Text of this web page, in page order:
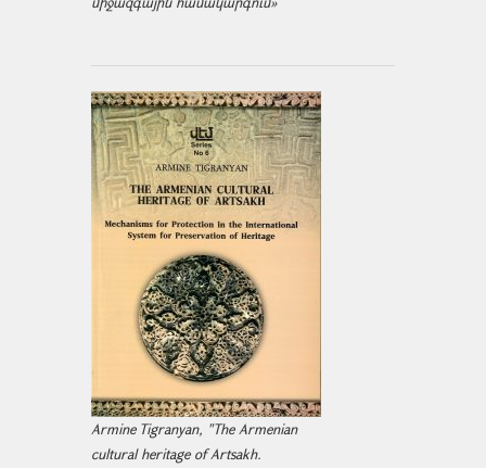
Armine Tigranyan, "The Armenian
cultural heritage of Artsakh.